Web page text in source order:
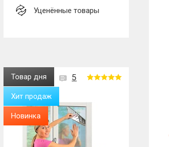
Уценённые товары
5
Товар дня
Хит продаж
Новинка